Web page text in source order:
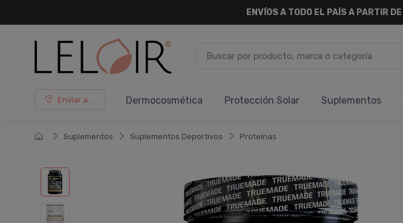
Enviar a ... Dermocosmética Protección Solar Suplementos
Suplementos Suplementos Deportivos Proteí­nas